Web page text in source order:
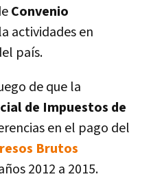
Convenio
actividades en
país.
de que la
de Impuestos de
en el pago del
Brutos
2012 a 2015.